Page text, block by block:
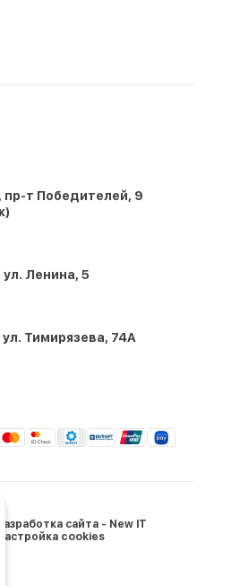
пр-т Победителей, 9
Ленина, 5
Тимирязева, 74A
Разработка сайта - New IT
Настройка cookies